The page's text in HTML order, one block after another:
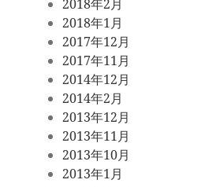
2018年2月
2018年1月
2017年12月
2017年11月
2014年12月
2014年2月
2013年12月
2013年11月
2013年10月
2013年1月